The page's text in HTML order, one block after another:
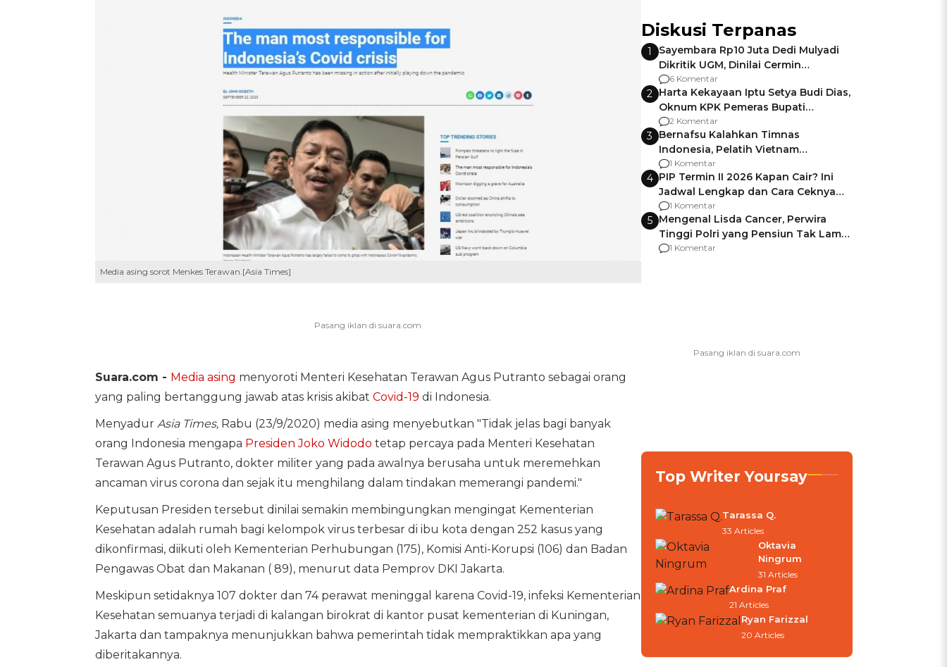
Media asing sorot Menkes Terawan.[Asia Times]
Suara.com - Media asing menyoroti Menteri Kesehatan Terawan Agus Putranto sebagai orang
yang paling bertanggung jawab atas krisis akibat Covid-19 di Indonesia.
MenyadurAsia Times,Rabu (23/9/2020) media asing menyebutkan "Tidak jelas bagi banyak
orang Indonesia mengapa Presiden Joko Widodo tetap percaya pada Menteri Kesehatan
Terawan Agus Putranto, dokter militer yang pada awalnya berusaha untuk meremehkan
ancaman virus corona dan sejak itu menghilang dalam tindakan memerangi pandemi."
Keputusan Presiden tersebut dinilai semakin membingungkan mengingat Kementerian
Kesehatan adalah rumah bagi kelompok virus terbesar di ibu kota dengan 252 kasus yang
dikonfirmasi, diikuti oleh Kementerian Perhubungan (175), Komisi Anti-Korupsi (106) dan Badan
Pengawas Obat dan Makanan ( 89), menurut data Pemprov DKI Jakarta.
Meskipun setidaknya 107 dokter dan 74 perawat meninggal karena Covid-19, infeksi Kementerian
Kesehatan semuanya terjadi di kalangan birokrat di kantor pusat kementerian di Kuningan,
Jakarta dan tampaknya menunjukkan bahwa pemerintah tidak mempraktikkan apa yang
diberitakannya.
Diskusi Terpanas
1
Sayembara Rp10 Juta Dedi Mulyadi
Dikritik UGM, Dinilai Cermin
Gagalnya Negara Jamin Keamanan
6 Komentar
2 Harta Kekayaan Iptu Setya Budi Dias,
Oknum KPK Pemeras Bupati
Pemalang
2 Komentar
3 Bernafsu Kalahkan Timnas
Indonesia, Pelatih Vietnam
Berencana Pakai Jimat di Pakansari
1 Komentar
4 PIP Termin II 2026 Kapan Cair? Ini
Jadwal Lengkap dan Cara Ceknya
agar Dana Tidak Hangus!
1 Komentar
5 Mengenal Lisda Cancer, Perwira
Tinggi Polri yang Pensiun Tak Lama
Usai Jadi Brigjen
1 Komentar
Top Writer Yoursay
Tarassa Q.
33 Articles
Oktavia
Ningrum
31 Articles
Ardina Praf
21 Articles
Ryan Farizzal
20 Articles